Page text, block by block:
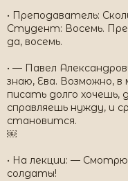
• Преподаватель:
Студент: Восемь.
да, восемь.
• — Павел
знаю, Ева. Возможно,
писать долго
справляешь нужду, и
становится.
￼
• На лекции: — Смотрю
солдаты!